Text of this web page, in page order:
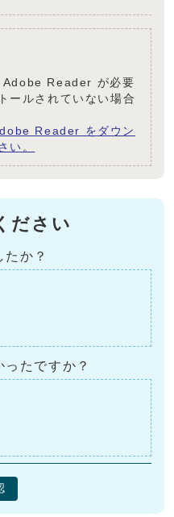
Adobe Reader が必要
ールされていない場合
Reader をダウン
い。
ださい
か？
たですか？